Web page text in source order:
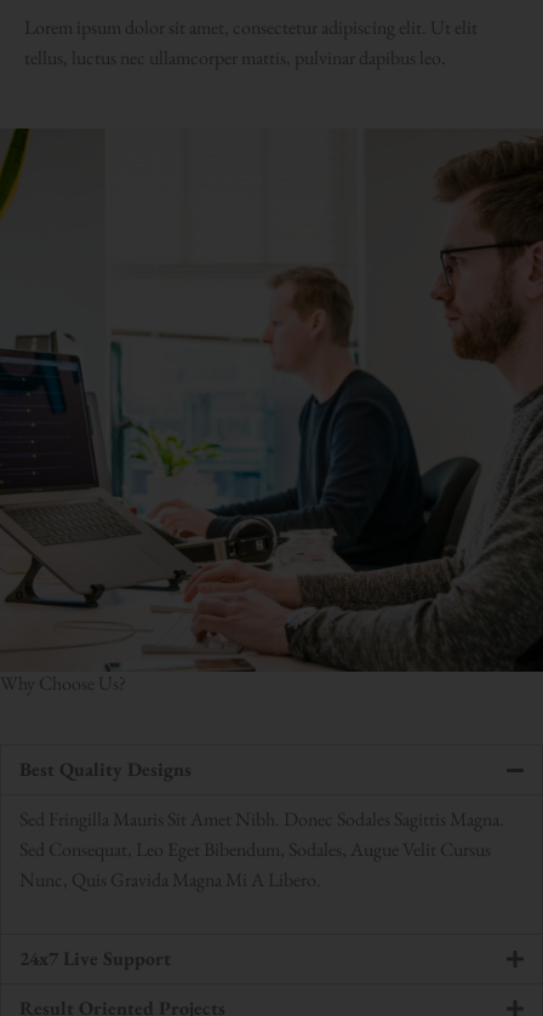
Lorem ipsum dolor sit amet, consectetur adipiscing elit. Ut elit
tellus, luctus nec ullamcorper mattis, pulvinar dapibus leo.
Why Choose Us?
Best Quality Designs
Sed Fringilla Mauris Sit Amet Nibh. Donec Sodales Sagittis Magna.
Sed Consequat, Leo Eget Bibendum, Sodales, Augue Velit Cursus
Nunc, Quis Gravida Magna Mi A Libero.
24x7 Live Support
Result Oriented Projects